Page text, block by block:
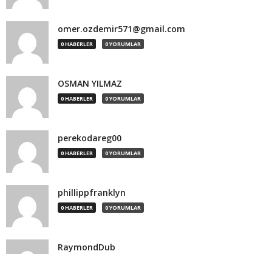
omer.ozdemir571@gmail.com
0 HABERLER 0 YORUMLAR
OSMAN YILMAZ
0 HABERLER 0 YORUMLAR
perekodareg00
0 HABERLER 0 YORUMLAR
phillippfranklyn
0 HABERLER 0 YORUMLAR
RaymondDub